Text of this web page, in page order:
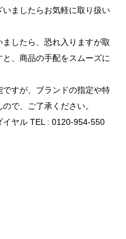
いましたらお気軽に取り扱い
したら、恐れ入りますが取
、商品の手配をスムーズに
ですが、ブランドの指定や特
で、ご了承ください。
ヤル TEL : 0120-954-550